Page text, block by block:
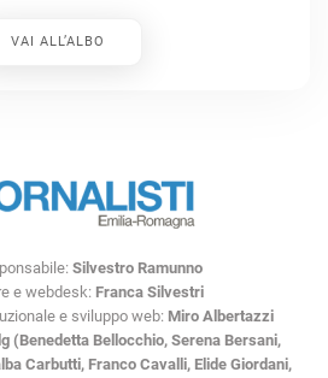
VAI ALL’ALBO
Silvestro Ramunno
e webdesk: Franca Silvestri
e sviluppo web: Miro Albertazzi
(Benedetta Bellocchio, Serena Bersani,
Carbutti, Franco Cavalli, Elide Giordani,